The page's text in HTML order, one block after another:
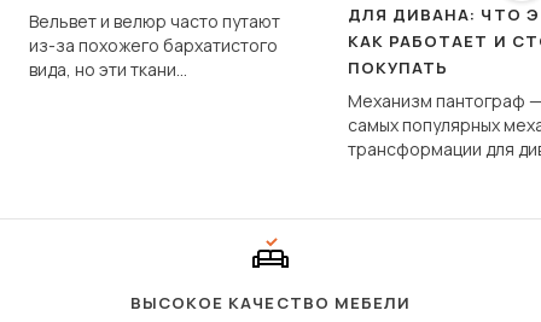
Вельвет и велюр часто путают
из-за похожего бархатистого
вида, но эти ткани
ДЛЯ ДИВАНА: ЧТО
КАК РАБОТАЕТ И
ПОКУПАТЬ
Механизм пантограф
самых популярных
трансформации для
сиденье не
дугообразной
ВЫСОКОЕ КАЧЕСТВО МЕБЕЛИ